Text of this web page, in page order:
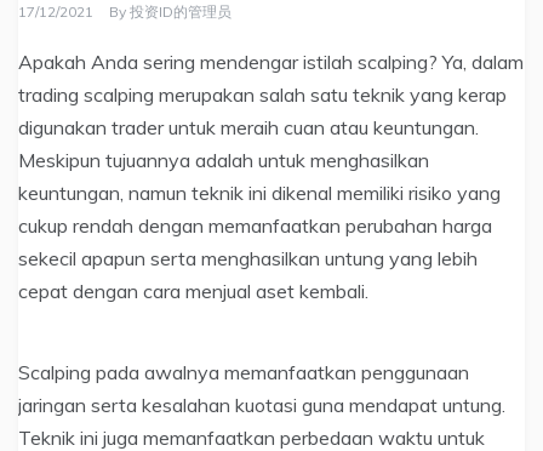
17/12/2021 By 投资ID的管理员
Apakah Anda sering mendengar istilah scalping? Ya, dalam
trading scalping merupakan salah satu teknik yang kerap
digunakan trader untuk meraih cuan atau keuntungan.
Meskipun tujuannya adalah untuk menghasilkan
keuntungan, namun teknik ini dikenal memiliki risiko yang
cukup rendah dengan memanfaatkan perubahan harga
sekecil apapun serta menghasilkan untung yang lebih
cepat dengan cara menjual aset kembali.
Scalping pada awalnya memanfaatkan penggunaan
jaringan serta kesalahan kuotasi guna mendapat untung.
Teknik ini juga memanfaatkan perbedaan waktu untuk